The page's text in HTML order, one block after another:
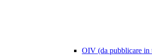
OIV (da pubblicare in